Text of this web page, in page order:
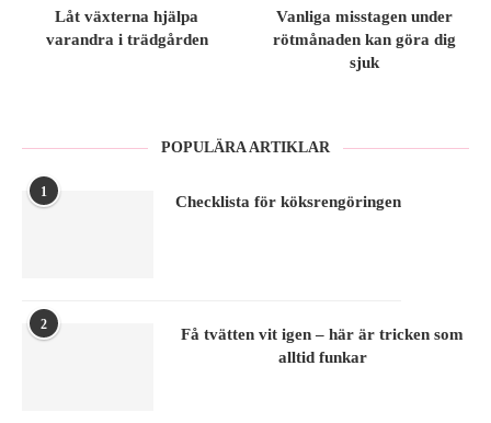
Låt växterna hjälpa
varandra i trädgården
Vanliga misstagen under
rötmånaden kan göra dig
sjuk
POPULÄRA ARTIKLAR
1
Checklista för köksrengöringen
2
Få tvätten vit igen – här är tricken som
alltid funkar